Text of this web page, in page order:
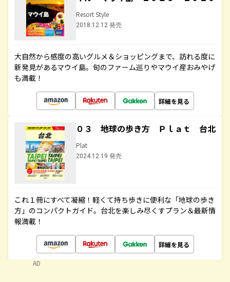
Resort Style
2018.12.12 発売
大自然から感度の高いグルメ＆ショッピングまで、訪れる度に
新発見があるマウイ島。旬のファーム巡りやマウイ産おみやげ
も満載！
詳細を見る
０３ 地球の歩き方 Ｐｌａｔ 台北
Plat
2024.12.19 発売
これ１冊にすべて凝縮！軽くて持ち歩きに便利な「地球の歩き
方」のコンパクトガイド。台北を楽しみ尽くすプラン＆最新情
報満載！
詳細を見る
AD